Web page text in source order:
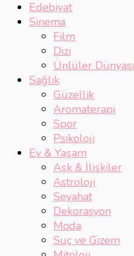
Edebiyat
Sinema
Film
Dizi
Ünlüler Dünyası
Sağlık
Güzellik
Aromaterapi
Spor
Psikoloji
Ev & Yaşam
Aşk & İlişkiler
Astroloji
Seyahat
Dekorasyon
Moda
Suç ve Gizem